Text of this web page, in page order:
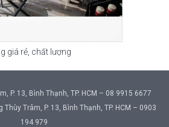
giá rẻ, chất lượng
P. 13, Bình Thạnh, TP. HCM – 08 9915 6677
Thùy Trâm, P. 13, Bình Thạnh, TP. HCM – 0903
194 979